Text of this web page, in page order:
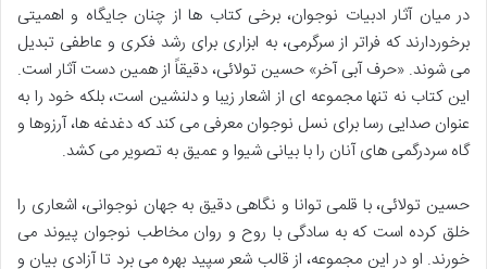
در میان آثار ادبیات نوجوان، برخی کتاب ها از چنان جایگاه و اهمیتی
برخوردارند که فراتر از سرگرمی، به ابزاری برای رشد فکری و عاطفی تبدیل
می شوند. «حرف آبی آخر» حسین تولائی، دقیقاً از همین دست آثار است.
این کتاب نه تنها مجموعه ای از اشعار زیبا و دلنشین است، بلکه خود را به
عنوان صدایی رسا برای نسل نوجوان معرفی می کند که دغدغه ها، آرزوها و
گاه سردرگمی های آنان را با بیانی شیوا و عمیق به تصویر می کشد.
حسین تولائی، با قلمی توانا و نگاهی دقیق به جهان نوجوانی، اشعاری را
خلق کرده است که به سادگی با روح و روان مخاطب نوجوان پیوند می
خورند. او در این مجموعه، از قالب شعر سپید بهره می برد تا آزادی بیان و